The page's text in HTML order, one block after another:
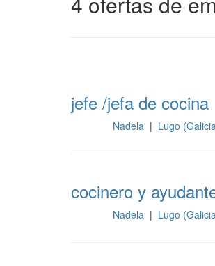
jefe /jefa de cocina
Nadela | Lugo
cocinero y
Nadela | Lugo